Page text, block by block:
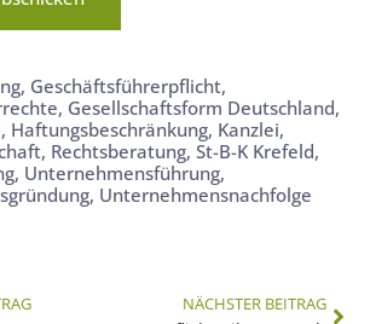
, Geschäftsführerpflicht,
, Gesellschaftsform Deutschland,
, Haftungsbeschränkung, Kanzlei,
, Rechtsberatung, St-B-K Krefeld,
, Unternehmensführung,
, Unternehmensnachfolge
NÄCHSTER BEITRAG